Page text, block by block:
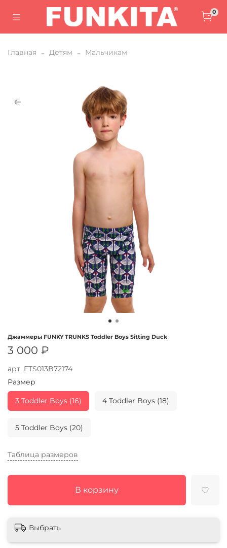
0
Главная Детям Мальчикам
арт. FTS013B72174
Джаммеры FUNKY TRUNKS Toddler Boys Sitting Duck
3 000 ₽
Таблица размеров
В корзину
Размер
3 Toddler Boys (16) 4 Toddler Boys (18)
5 Toddler Boys (20)
Выбрать